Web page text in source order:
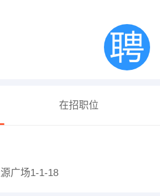
在招职位
广场1-1-18